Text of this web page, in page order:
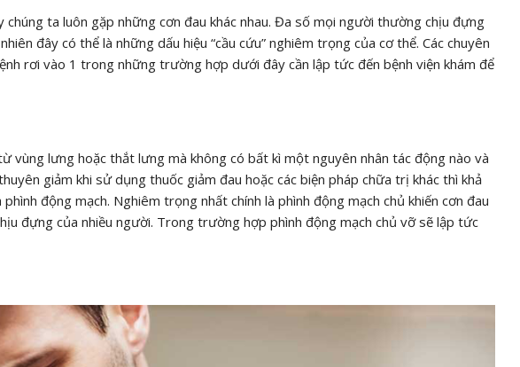
chúng ta luôn gặp những cơn đau khác nhau. Đa số mọi người thường chịu đựng
đây có thể là những dấu hiệu “cầu cứu” nghiêm trọng của cơ thể. Các chuyên
rơi vào 1 trong những trường hợp dưới đây cần lập tức đến bệnh viện khám để
vùng lưng hoặc thắt lưng mà không có bất kì một nguyên nhân tác động nào và
giảm khi sử dụng thuốc giảm đau hoặc các biện pháp chữa trị khác thì khả
phình động mạch. Nghiêm trọng nhất chính là phình động mạch chủ khiến cơn đau
đựng của nhiều người. Trong trường hợp phình động mạch chủ vỡ sẽ lập tức